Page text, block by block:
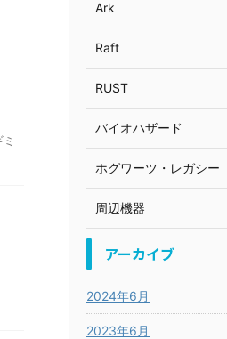
Ark
Raft
RUST
バイオハザード
ホグワーツ・レガシー
周辺機器
アーカイブ
2024年6月
2023年6月